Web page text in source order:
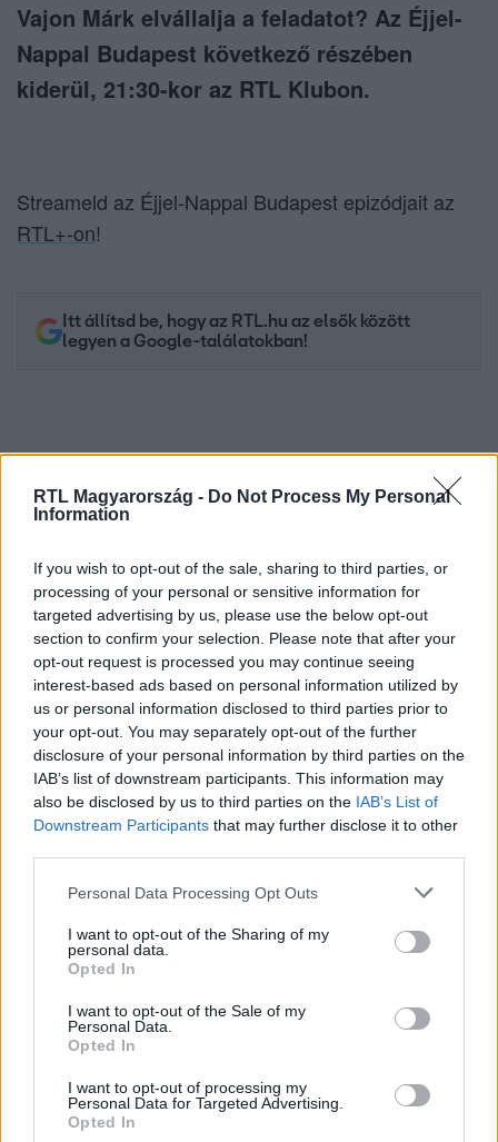
RTL Magyarország - Do Not Process My Personal
Information
If you wish to opt-out of the sale, sharing to third parties, or
processing of your personal or sensitive information for
targeted advertising by us, please use the below opt-out
section to confirm your selection. Please note that after your
opt-out request is processed you may continue seeing
interest-based ads based on personal information utilized by
us or personal information disclosed to third parties prior to
your opt-out. You may separately opt-out of the further
disclosure of your personal information by third parties on the
IAB’s list of downstream participants. This information may
also be disclosed by us to third parties on the IAB’s List of
Downstream Participants that may further disclose it to other
Please note that this website/app uses one or more Google
not limited to your visit or usage behaviour. You may click to
grant or deny consent to Google and its third-party tags to
use your data for below specified purposes in below Google
consent section.
Personal Data Processing Opt Outs
I want to opt-out of the Sharing of my
personal data.
Opted In
I want to opt-out of the Sale of my
Personal Data.
Opted In
I want to opt-out of processing my
Personal Data for Targeted Advertising.
Opted In
Vajon Márk elvállalja a feladatot? Az Éjjel-
Nappal Budapest következő részében
kiderül, 21:30-kor az RTL Klubon.
Streameld az Éjjel-Nappal Budapest epizódjait az
RTL+-on!
Itt állítsd be, hogy az RTL.hu az elsők között
legyen a Google-találatokban!
Kövess minket, és értesülj a friss hírekről a
Facebookon is!
BUDAPEST #MÁRK